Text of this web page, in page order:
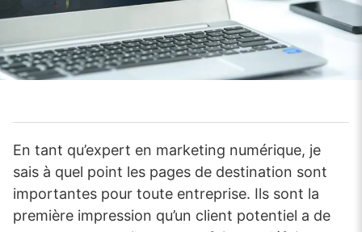
En tant qu’expert en marketing numérique, je
sais à quel point les pages de destination sont
importantes pour toute entreprise. Ils sont la
première impression qu’un client potentiel a de